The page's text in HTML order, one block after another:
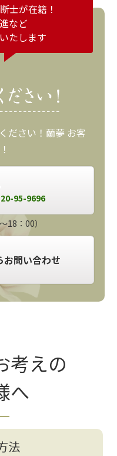
士が在籍！
など
たします
ださい！蘭夢 お客
95-9696
18：00）
お問い合わせ
考えの
へ
法